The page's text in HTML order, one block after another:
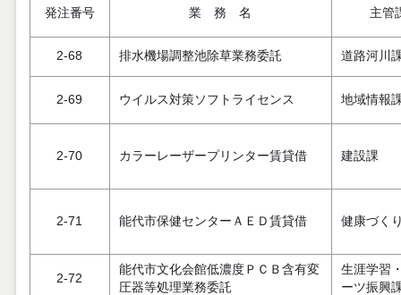
発注番号 業 務 名 主管
2-68 排水機場調整池除草業務委託 道路河川
2-69 ウイルス対策ソフトライセンス 地域情報
2-70 カラーレーザープリンター賃貸借 建設課
2-71 能代市保健センターＡＥＤ賃貸借 健康づく
2-72
能代市文化会館低濃度ＰＣＢ含有変
圧器等処理業務委託
生涯学習
ーツ振興